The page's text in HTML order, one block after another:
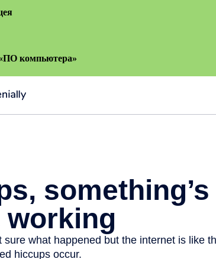
компьютера»